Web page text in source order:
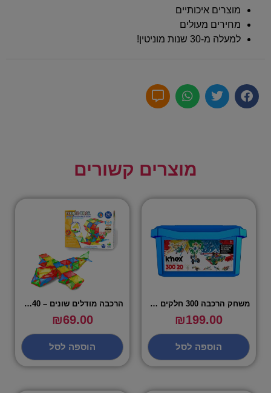
מוצרים איכותיים
מחירים מעולים
למעלה מ-30 שנות מוניטין!
מוצרים קשורים
משחק הרכבה 300 חלקים – K'NEX
₪199.00
הוספה לסל
הרכבה מודלים שונים – 240 חלקים
₪69.00
הוספה לסל